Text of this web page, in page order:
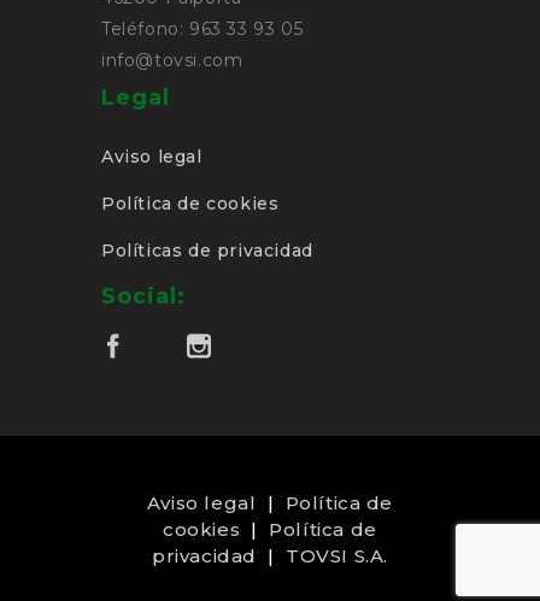
Teléfono: 963 33 93 05
info@tovsi.com
Legal
Aviso legal
Política de cookies
Políticas de privacidad
Social:
Aviso legal | Política de
cookies | Política de
privacidad
| TOVSI S.A.